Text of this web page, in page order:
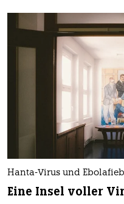
Hanta-Virus und
Eine Insel voller